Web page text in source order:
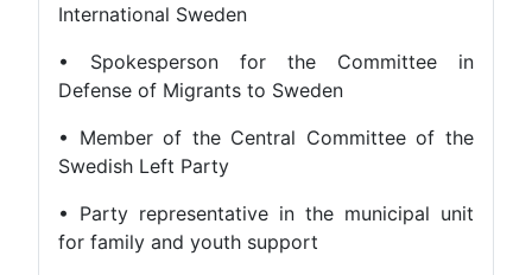
International Sweden
• Spokesperson for the Committee in
Defense of Migrants to Sweden
• Member of the Central Committee of the
Swedish Left Party
• Party representative in the municipal unit
for family and youth support